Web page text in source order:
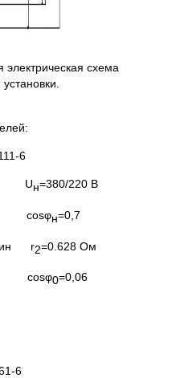
схема
6
Uн=380/220 В
cosφн=0,7
r2=0.628 Ом
cosφ0=0,06
6